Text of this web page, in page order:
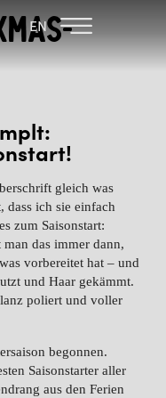
EN
gleich was
dass ich sie einfach
zum Saisonstart:
das immer dann,
vorbereitet hat – und
und Haar gekämmt.
poliert und voller
begonnen.
Saisonstarter aller
aus den Ferien